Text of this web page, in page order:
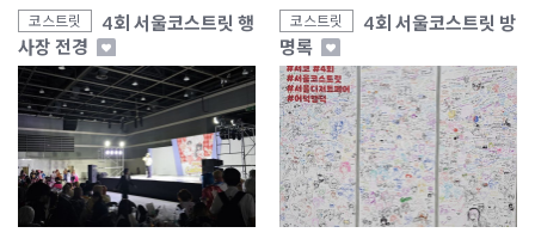
코스트릿
4회 서울코스트릿 행
사장 전경
코스트릿
4회 서울코스트릿 방
명록